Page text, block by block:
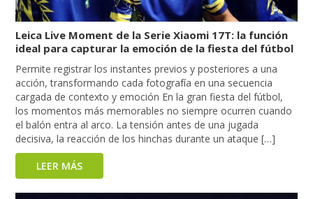
Leica Live Moment de la Serie Xiaomi 17T: la función
ideal para capturar la emoción de la fiesta del fútbol
Permite registrar los instantes previos y posteriores a una
acción, transformando cada fotografía en una secuencia
cargada de contexto y emoción En la gran fiesta del fútbol,
los momentos más memorables no siempre ocurren cuando
el balón entra al arco. La tensión antes de una jugada
decisiva, la reacción de los hinchas durante un ataque […]
LEER MÁS